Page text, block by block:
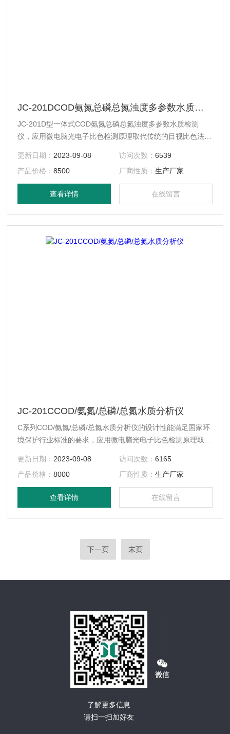
JC-201DCOD氨氮总磷总氮浊度多参数水质检测仪
JC-201D型一体式COD氨氮总磷总氮浊度多参数水质检测
仪，应用微电脑光电子比色检测原理取代传统的目视比色法，
晶显示、自动调零、浓度直读、曲线存储、自动打印等特点，
消解测定一体机，仪器操作简便，使用者无需复杂的专业知识
即可应用本产品。
更新日期： 2023-09-08 访问次数： 6539
产品价格：8500 厂商性质： 生产厂家
查看详情 在线留言
JC-201CCOD/氨氮/总磷/总氮水质分析仪
C系列COD/氨氮/总磷/总氮水质分析仪的设计性能满足国家环
境保护行业标准的要求，应用微电脑光电子比色检测原理取代
过程。 可广泛地应用于厂矿企业排污口监测、城市污水处理
工厂进出口监测、江河湖泊水质监测和污水治理设施过程控制
之中。各种行业（工业废水、城市污水、生污水及江湖流域地
表水）废水的检测。
更新日期： 2023-09-08 访问次数： 6165
产品价格：8000 厂商性质： 生产厂家
查看详情 在线留言
下一页 末页
了解更多信息
请扫一扫加好友